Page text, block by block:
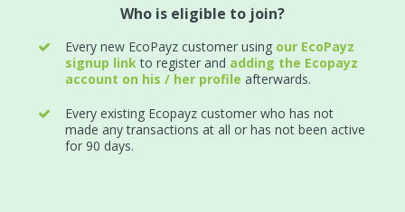
Who is eligible to join?
Every new EcoPayz customer using our EcoPayz
signup link to register and adding the Ecopayz
account on his / her profile afterwards.
Every existing Ecopayz customer who has not
made any transactions at all or has not been active
for 90 days.